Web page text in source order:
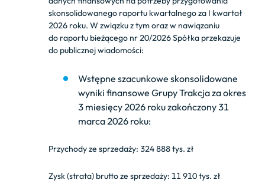
skonsolidowanego raportu kwartalnego za I kwartał
2026 roku. W związku z tym oraz w nawiązaniu
do raportu bieżącego nr 20/2026 Spółka przekazuje
do publicznej wiadomości:
Wstępne szacunkowe skonsolidowane
wyniki finansowe Grupy Trakcja za okres
3 miesięcy 2026 roku zakończony 31
marca 2026 roku:
Przychody ze sprzedaży: 324 888 tys. zł
Zysk (strata) brutto ze sprzedaży: 11 910 tys. zł